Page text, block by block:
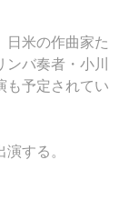
日米の作曲家た
バ奏者・小川
も予定されてい
する。